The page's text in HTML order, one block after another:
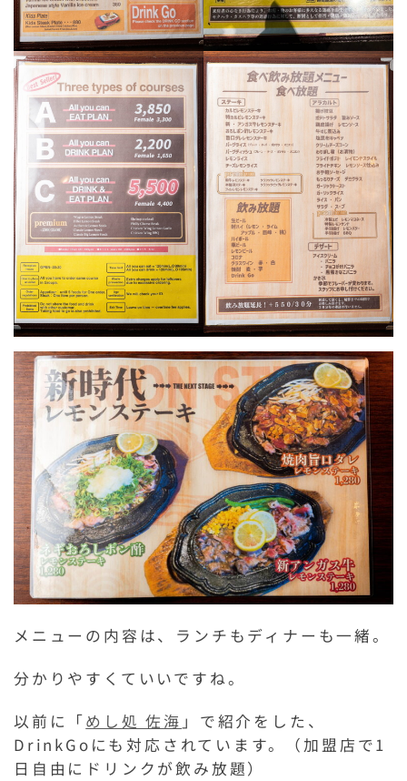
メニューの内容は、ランチもディナーも一緒。
分かりやすくていいですね。
以前に「めし処 佐海 」で紹介をした、
DrinkGoにも対応されています。（加盟店で1
日自由にドリンクが飲み放題）